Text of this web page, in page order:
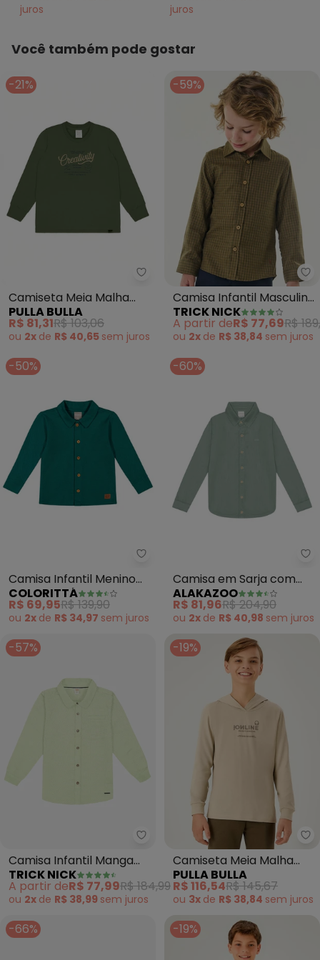
juros
juros
Você também pode gostar
-21%
Pulla Bulla - Camiseta Meia
Camiseta Meia Malha
(Verde)
PULLA BULLA
R$ 81,31R$ 103,06
ou 2x de R$ 40,65 sem juros
-59%
Camisa Infantil Masculina
Manga Longa (Verde)
TRICK NICK
A partir deR$ 77,69R$
ou 2x de R$ 38,84 sem juros
-50%
Colorittá - Camisa Infantil
Camisa Infantil Menino
Texturizada (Verde)
COLORITTÁ
R$ 69,95R$ 139,90
ou 2x de R$ 34,97 sem juros
-60%
Camisa em Sarja com
Botões (Verde)
ALAKAZOO
R$ 81,96R$ 204,90
ou 2x de R$ 40,98 sem juros
-57%
Trick Nick - Camisa Infantil
Camisa Infantil Manga
Longa (Verde)
TRICK NICK
A partir deR$ 77,99R$ 184,99
ou 2x de R$ 38,99 sem juros
-19%
Camiseta Meia Malha
(Verde)
PULLA BULLA
R$ 116,54R$ 145,67
ou 3x de R$ 38,84 sem juros
-66% -19%